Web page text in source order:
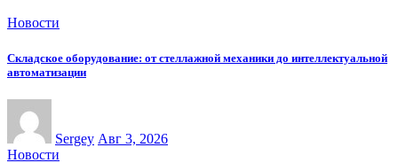
Новости
Складское оборудование: от стеллажной механики до интеллектуальной
автоматизации
Sergey Авг 3, 2026
Новости